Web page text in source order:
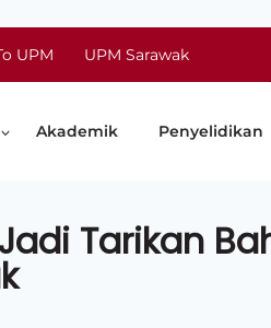
UPM UPM Sarawak
Akademik Penyelidikan
Tarikan